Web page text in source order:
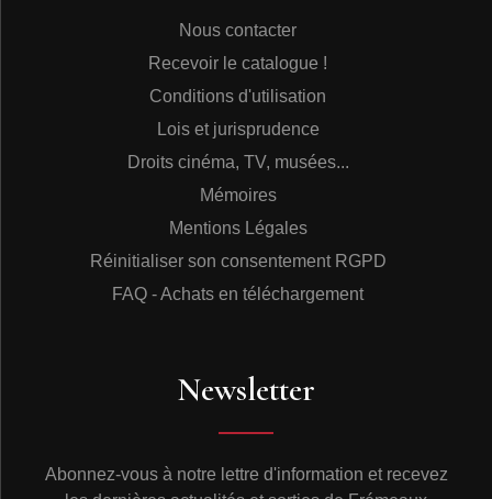
Nous contacter
Recevoir le catalogue !
Conditions d'utilisation
Lois et jurisprudence
Droits cinéma, TV, musées...
Mémoires
Mentions Légales
Réinitialiser son consentement RGPD
FAQ - Achats en téléchargement
Newsletter
Abonnez-vous à notre lettre d'information et recevez